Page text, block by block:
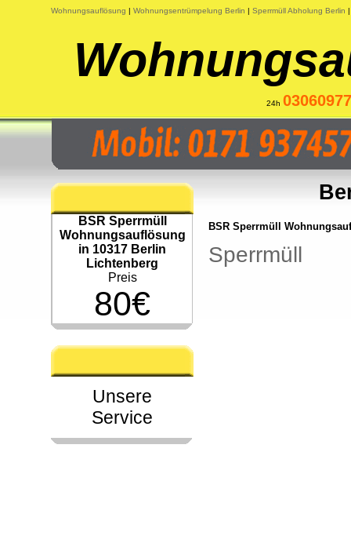
Wohnungsauflösung | Wohnungsentrümpelung Berlin | Sperrmüll Abholung Berlin
24h
BSR Sperrmüll
Wohnungsauflösung
in 10317 Berlin
Lichtenberg
Preis
80€
Unsere
Service
BSR Sperrmüll
Sperrmüll